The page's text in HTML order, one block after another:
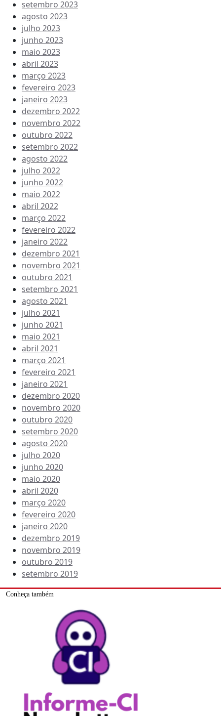
setembro 2023
agosto 2023
julho 2023
junho 2023
maio 2023
abril 2023
março 2023
fevereiro 2023
janeiro 2023
dezembro 2022
novembro 2022
outubro 2022
setembro 2022
agosto 2022
julho 2022
junho 2022
maio 2022
abril 2022
março 2022
fevereiro 2022
janeiro 2022
dezembro 2021
novembro 2021
outubro 2021
setembro 2021
agosto 2021
julho 2021
junho 2021
maio 2021
abril 2021
março 2021
fevereiro 2021
janeiro 2021
dezembro 2020
novembro 2020
outubro 2020
setembro 2020
agosto 2020
julho 2020
junho 2020
maio 2020
abril 2020
março 2020
fevereiro 2020
janeiro 2020
dezembro 2019
novembro 2019
outubro 2019
setembro 2019
Conheça também